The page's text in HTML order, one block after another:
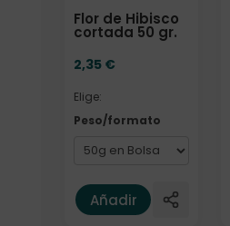
Flor de Hibisco
cortada 50 gr.
2,35 €
Elige:
Peso/formato
Añadir